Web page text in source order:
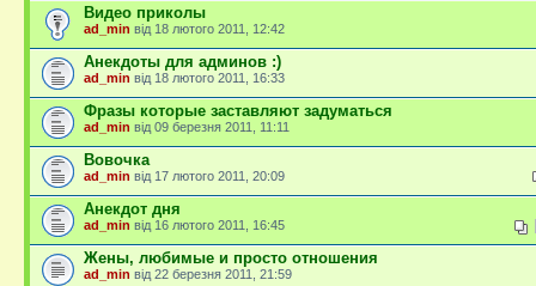
Видео приколы
ad_min від 18 лютого 2011, 12:42
Анекдоты для админов :)
ad_min від 18 лютого 2011, 16:33
Фразы которые заставляют задуматься
ad_min від 09 березня 2011, 11:11
Вовочка
ad_min від 17 лютого 2011, 20:09
Анекдот дня
ad_min від 16 лютого 2011, 16:45
Жены, любимые и просто отношения
ad_min від 22 березня 2011, 21:59